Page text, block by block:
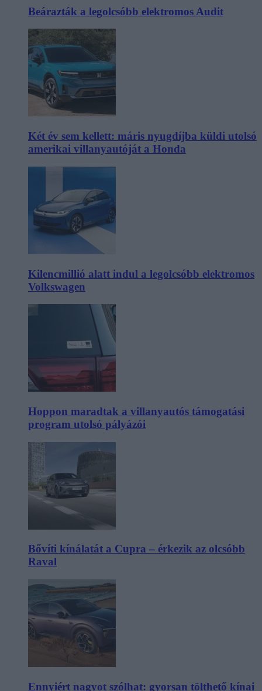
Beárazták a legolcsóbb elektromos Audit
Két év sem kellett: máris nyugdíjba küldi utolsó
amerikai villanyautóját a Honda
Kilencmillió alatt indul a legolcsóbb elektromos
Volkswagen
Hoppon maradtak a villanyautós támogatási
program utolsó pályázói
Bővíti kínálatát a Cupra – érkezik az olcsóbb
Raval
Ennyiért nagyot szólhat: gyorsan tölthető kínai